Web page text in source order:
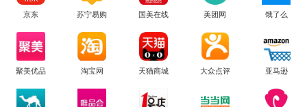
京东 苏宁易购 国美在线 美团网 饿了么
聚美优品 淘宝网 天猫商城 大众点评 亚马逊